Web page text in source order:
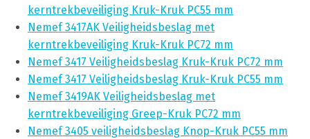
kerntrekbeveiliging Kruk-Kruk PC55 mm
Nemef 3417AK Veiligheidsbeslag met
kerntrekbeveiliging Kruk-Kruk PC72 mm
Nemef 3417 Veiligheidsbeslag Kruk-Kruk PC72 mm
Nemef 3417 Veiligheidsbeslag Kruk-Kruk PC55 mm
Nemef 3419AK Veiligheidsbeslag met
kerntrekbeveiliging Greep-Kruk PC72 mm
Nemef 3405 veiligheidsbeslag Knop-Kruk PC55 mm